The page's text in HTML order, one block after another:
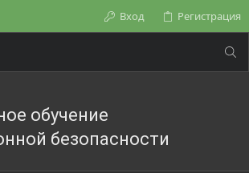
Вход Регистрация
обучение
безопасности